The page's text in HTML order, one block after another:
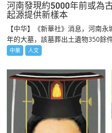
河南發現約5000年前或為
起源提供新樣本
【中华】《新華社》消息，河南
年的大墓，該墓葬出土遺物350餘
中華 人文